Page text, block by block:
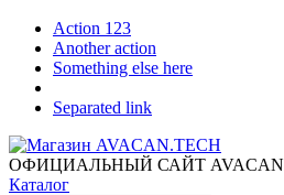
Action 123
Another action
Something else here
Separated link
ОФИЦИАЛЬНЫЙ САЙТ AVACAN
Каталог